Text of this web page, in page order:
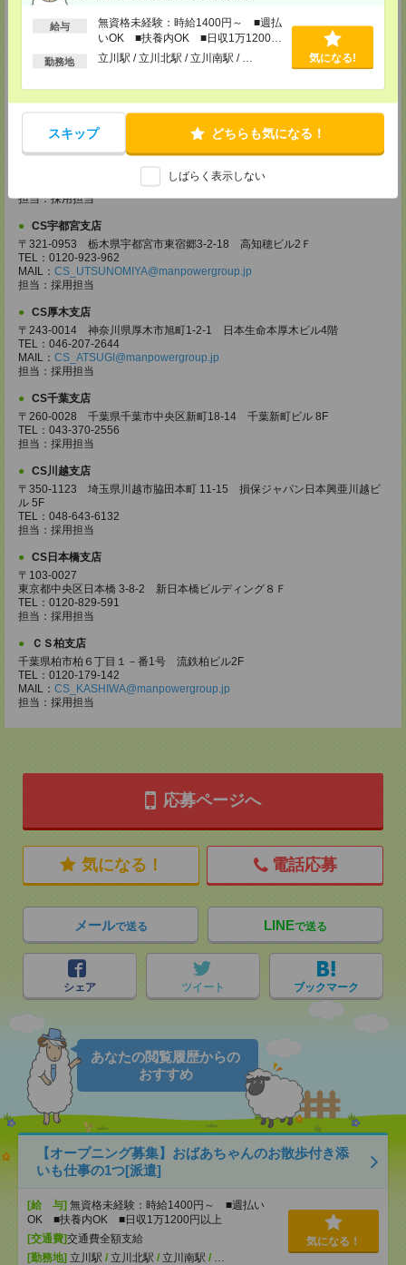
給与
無資格未経験：時給1400円～ ■週払
いOK ■扶養内OK ■日収1万1200円
以上
勤務地 立川駅 / 立川北駅 / 立川南駅 / … 気になる!
スキップ どちらも気になる！
しばらく表示しない
〒330-0854 埼玉県さいたま市大宮区桜木町 1-10-16 シーノ大宮ノース
TEL：0120-769-355
担当：採用担当
CS高崎支店
〒370-0831 群馬県高崎市あら町167 高崎第一生命ビルディング11Ｆ
CS_TAKASAKI@manpowergroup.jp
担当：採用担当
CS宇都宮支店
〒321-0953 栃木県宇都宮市東宿郷3-2-18 高知穂ビル2Ｆ
TEL：0120-923-962
MAIL： CS_UTSUNOMIYA@manpowergroup.jp
担当：採用担当
CS厚木支店
〒243-0014 神奈川県厚木市旭町1-2-1 日本生命本厚木ビル4階
TEL：046-207-2644
MAIL： CS_ATSUGI@manpowergroup.jp
担当：採用担当
CS千葉支店
〒260-0028 千葉県千葉市中央区新町18-14 千葉新町ビル 8F
TEL：043-370-2556
担当：採用担当
CS川越支店
〒350-1123 埼玉県川越市脇田本町 11-15 損保ジャパン日本興亜川越ビ
ル 5F
TEL：048-643-6132
担当：採用担当
CS日本橋支店
〒103-0027
東京都中央区日本橋 3-8-2 新日本橋ビルディング８Ｆ
TEL：0120-829-591
担当：採用担当
ＣＳ柏支店
千葉県柏市柏６丁目１－番1号 流鉄柏ビル2F
TEL：0120-179-142
MAIL： CS_KASHIWA@manpowergroup.jp
担当：採用担当
応募ページへ
気になる！ 電話応募
メールで送る LINEで送る
シェア ツイート ブックマーク
あなたの閲覧履歴からの
おすすめ
【オープニング募集】おばあちゃんのお散歩付き添
いも仕事の1つ[派遣]
[給 与] 無資格未経験：時給1400円～ ■週払い
OK ■扶養内OK ■日収1万1200円以上
[交通費]交通費全額支給
[勤務地] 立川駅 / 立川北駅 / 立川南駅 / …
気になる！